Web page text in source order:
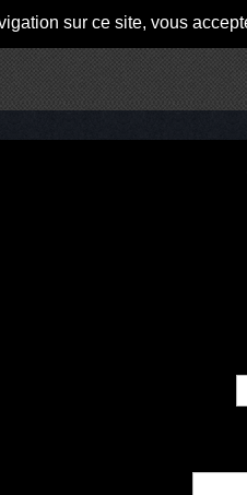
sur ce site, vous